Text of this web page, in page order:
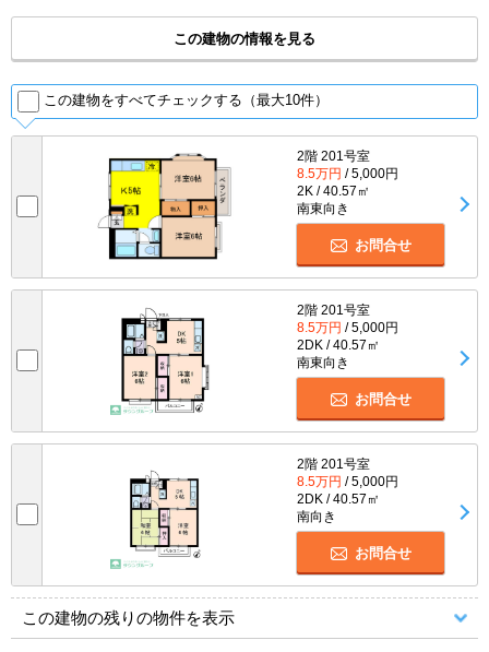
この建物の情報を見る
この建物をすべてチェックする（最大10件）
2階 201号室
8.5万円 / 5,000円
2K / 40.57㎡
南東向き
お問合せ
2階 201号室
8.5万円 / 5,000円
2DK / 40.57㎡
南東向き
お問合せ
2階 201号室
8.5万円 / 5,000円
2DK / 40.57㎡
南向き
お問合せ
この建物の残りの物件を表示